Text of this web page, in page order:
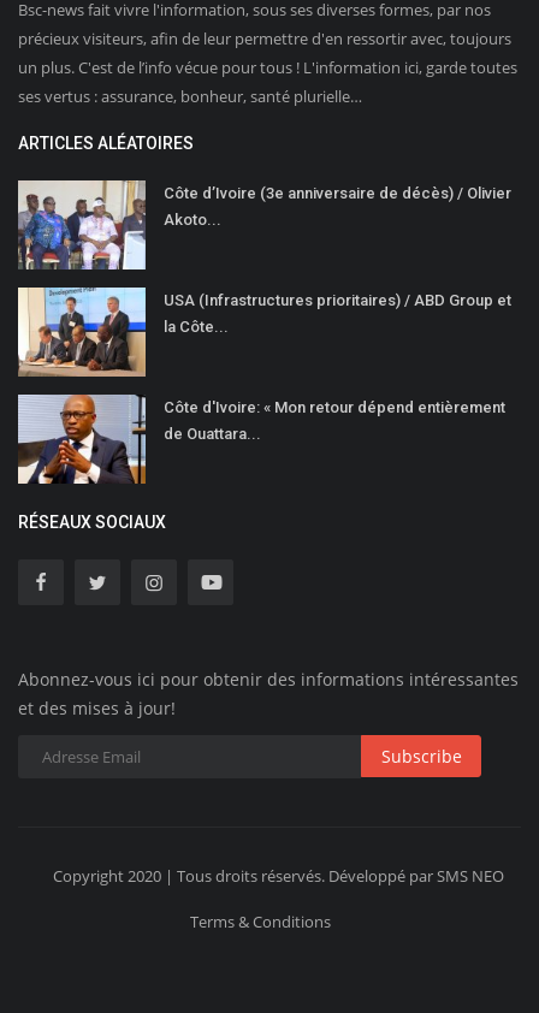
Bsc-news fait vivre l'information, sous ses diverses formes, par nos
précieux visiteurs, afin de leur permettre d'en ressortir avec, toujours
un plus. C'est de l’info vécue pour tous ! L'information ici, garde toutes
ses vertus : assurance, bonheur, santé plurielle…
ARTICLES ALÉATOIRES
Côte d’Ivoire (3e anniversaire de décès) / Olivier
Akoto...
USA (Infrastructures prioritaires) / ABD Group et
la Côte...
Côte d'Ivoire: « Mon retour dépend entièrement
de Ouattara...
RÉSEAUX SOCIAUX
Abonnez-vous ici pour obtenir des informations intéressantes
et des mises à jour!
Subscribe
Copyright 2020 | Tous droits réservés. Développé par SMS NEO
Terms & Conditions